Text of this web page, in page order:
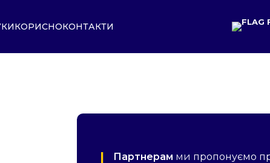
КОРИСНОКОНТАКТИ
Партнерам ми пропонуємо